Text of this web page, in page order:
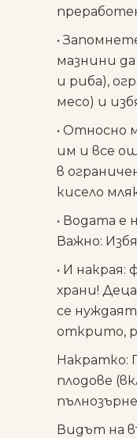
•
мазнини
и риба),
месо) и
• Относно
им и все
в
кисело
• Водата е
Важно:
• И накрая:
храни!
се
открито,
Накратко:
плодове
Видът на